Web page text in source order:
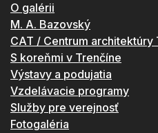
O galérii
M. A. Bazovský
CAT / Centrum architektúry
S koreňmi v Trenčíne
Výstavy a podujatia
Vzdelávacie programy
Služby pre verejnosť
Fotogaléria